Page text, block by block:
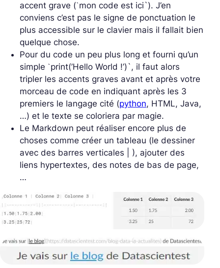
accent grave (ˋmon code est ici`). J’en
conviens c’est pas le signe de ponctuation le
plus accessible sur le clavier mais il fallait bien
quelque chose.
Pour du code un peu plus long et fourni qu’un
simple ˋprint(’Hello World !’)`, il faut alors
tripler les accents graves avant et après votre
morceau de code en indiquant après les 3
premiers le langage cité (python, HTML, Java,
…) et le texte se coloriera par magie.
Le Markdown peut réaliser encore plus de
choses comme créer un tableau (le dessiner
avec des barres verticales | ), ajouter des
liens hypertextes, des notes de bas de page,
…